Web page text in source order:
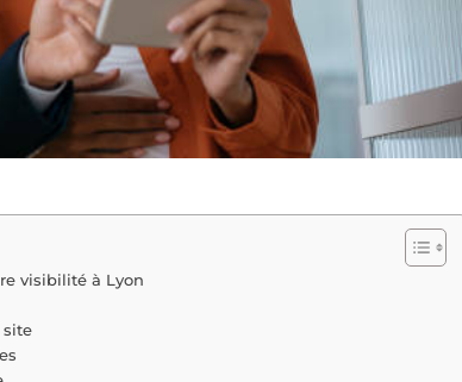
visibilité à Lyon
site